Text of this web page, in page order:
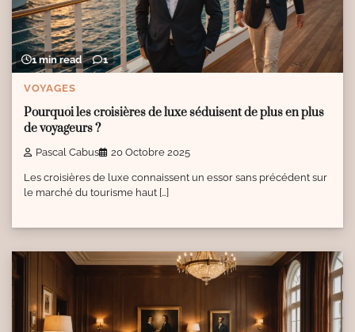
1 min read 1
VOYAGES
Pourquoi les croisières de luxe séduisent de plus en plus
de voyageurs ?
Pascal Cabus 20 Octobre 2025
Les croisières de luxe connaissent un essor sans précédent sur
le marché du tourisme haut […]